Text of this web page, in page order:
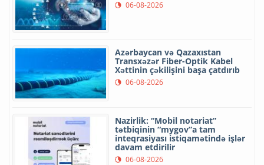
06-08-2026
Azərbaycan və Qazaxıstan
Transxəzər Fiber-Optik Kabel
Xəttinin çəkilişini başa çatdırıb
06-08-2026
Nazirlik: “Mobil notariat”
tətbiqinin “mygov”a tam
inteqrasiyası istiqamətində işlər
davam etdirilir
06-08-2026